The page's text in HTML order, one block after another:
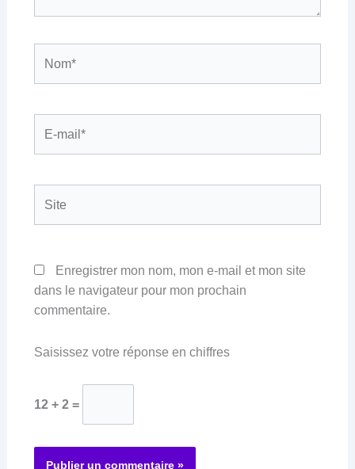
mail*
Enregistrer mon nom, mon e-mail et mon site
dans le navigateur pour mon prochain
commentaire.
Saisissez votre réponse en chiffres
12 + 2 =